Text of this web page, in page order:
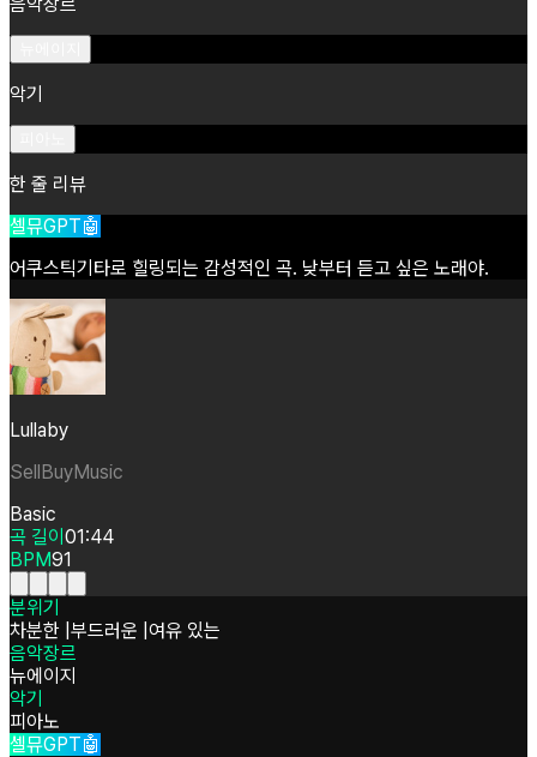
악기
한 줄 리뷰
셀뮤GPT🤖
어쿠스틱기타로 힐링되는 감성적인 곡. 낮부터 듣고 싶은 노래야.
Lullaby
SellBuyMusic
Basic
곡 길이 01:44
BPM91
분위기
차분한 부드러운 여유 있는
음악장르
뉴에이지
악기
피아노
셀뮤GPT🤖